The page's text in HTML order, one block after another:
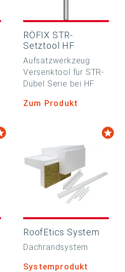
RÖFIX STR-
Setztool HF
Aufsatzwerkzeug
Versenktool für STR-
Dübel Serie bei HF
Zum Produkt
RoofEtics System
Dachrandsystem
Systemprodukt